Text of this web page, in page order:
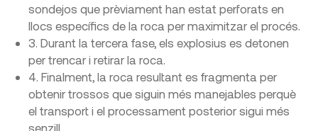
sondejos que prèviament han estat perforats en
llocs específics de la roca per maximitzar el procés.
3. Durant la tercera fase, els explosius es detonen
per trencar i retirar la roca.
4. Finalment, la roca resultant es fragmenta per
obtenir trossos que siguin més manejables perquè
el transport i el processament posterior sigui més
senzill.